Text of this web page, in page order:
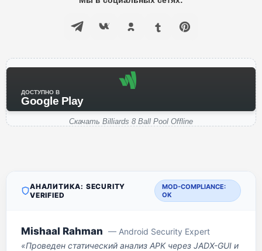
ДОСТУПНО В
Google Play
Скачать Billiards 8 Ball Pool Offline
АНАЛИТИКА: SECURITY
VERIFIED
MOD-COMPLIANCE:
OK
Mishaal Rahman — Android Security Expert
«Проведен статический анализ APK через JADX-GUI и